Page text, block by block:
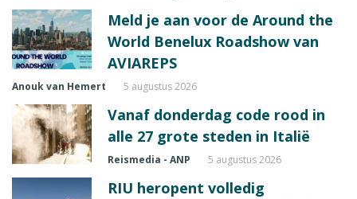
Meld je aan voor de Around the
World Benelux Roadshow van
AVIAREPS
Anouk van Hemert 5 augustus 2026
Vanaf donderdag code rood in
alle 27 grote steden in Italië
Reismedia - ANP 5 augustus 2026
RIU heropent volledig